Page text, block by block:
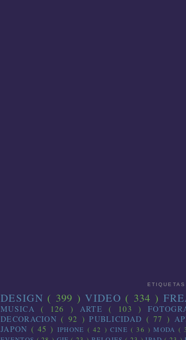
ETIQUETAS
DESIGN ( 399 )VIDEO ( 334 )
MUSICA( 126 ) ARTE( 103 )
DECORACION( 92 )PUBLICIDAD ( 77 )
JAPON ( 45 ) IPHONE ( 42 ) CINE( 36 )MODA (